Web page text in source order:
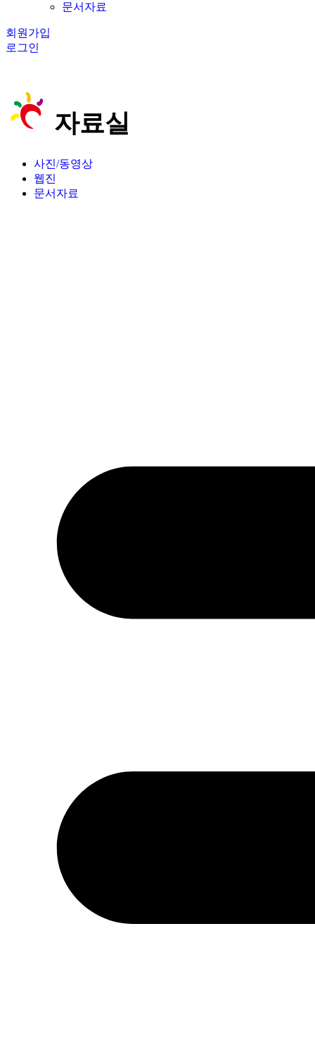
문서자료
회원가입
로그인
자료실
사진/동영상
웹진
문서자료